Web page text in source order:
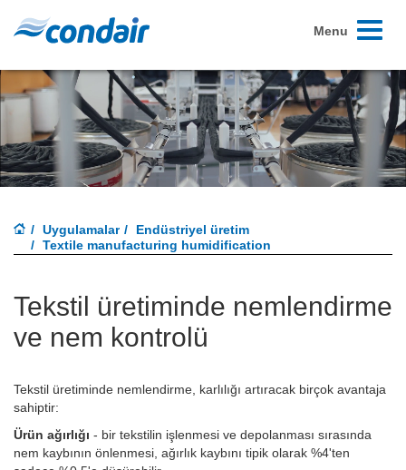
Toggle
Menu
Uygulamalar
Endüstriyel üretim
Textile manufacturing humidification
Tekstil üretiminde nemlendirme
ve nem kontrolü
Tekstil üretiminde nemlendirme, karlılığı artıracak birçok avantaja
sahiptir:
Ürün ağırlığı - bir tekstilin işlenmesi ve depolanması sırasında
nem kaybının önlenmesi, ağırlık kaybını tipik olarak %4'ten